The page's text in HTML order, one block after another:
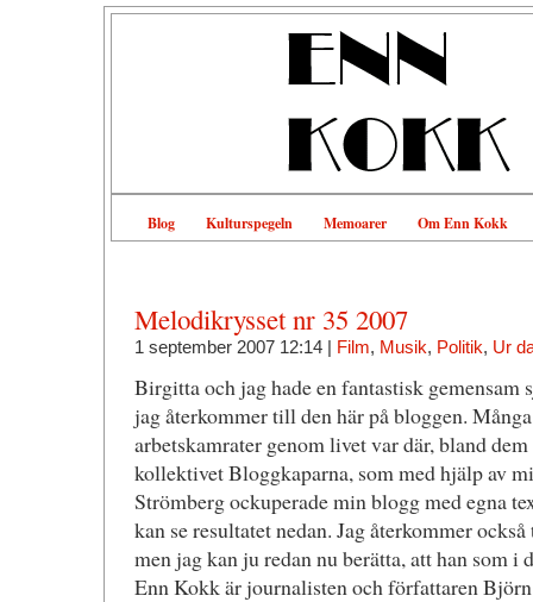
Blog Kulturspegeln Memoarer Om Enn Kokk
Melodikrysset nr 35 2007
1 september 2007 12:14 | Film, Musik, Politik, Ur
Birgitta och jag hade en fantastisk
jag återkommer till den här på bloggen.
arbetskamrater genom livet var där, bland
kollektivet Bloggkaparna, som med hjälp av
Strömberg ockuperade min blogg med egna
kan se resultatet nedan. Jag återkommer
men jag kan ju redan nu berätta, att han som i
Enn Kokk är journalisten och författaren